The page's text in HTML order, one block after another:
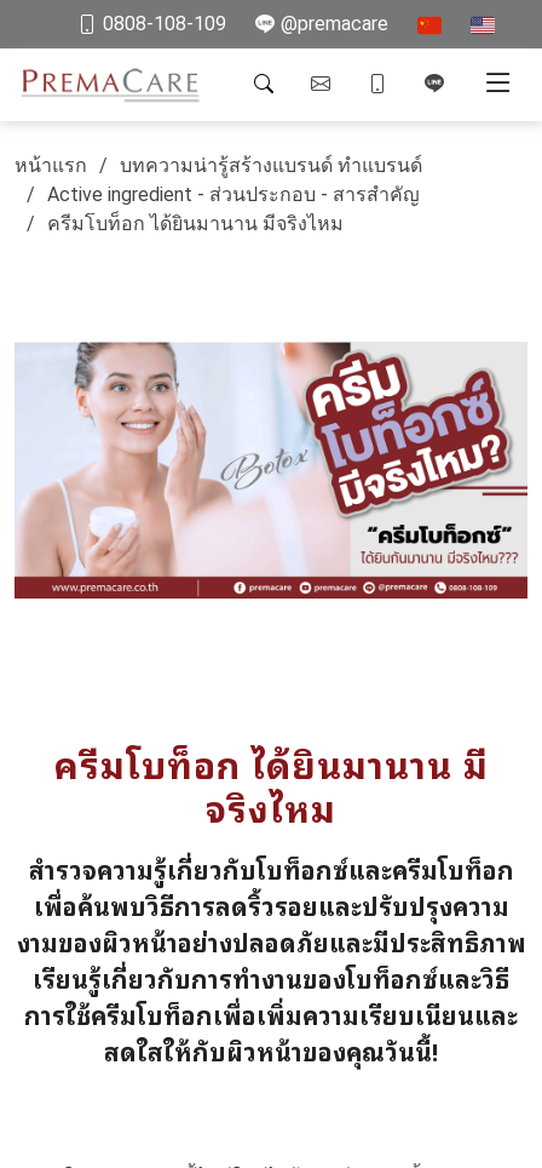
0808-108-109 @premacare
หน้าแรก
บทความน่ารู้สร้างแบรนด์ ทำแบรนด์
Active ingredient - ส่วนประกอบ - สารสำคัญ
ครีมโบท็อก ได้ยินมานาน มีจริงไหม
ครีมโบท็อก ได้ยินมานาน มี
จริงไหม
สำรวจความรู้เกี่ยวกับโบท็อกซ์และครีมโบท็อก
เพื่อค้นพบวิธีการลดริ้วรอยและปรับปรุงความ
งามของผิวหน้าอย่างปลอดภัยและมีประสิทธิภาพ
เรียนรู้เกี่ยวกับการทำงานของโบท็อกซ์และวิธี
การใช้ครีมโบท็อกเพื่อเพิ่มความเรียบเนียนและ
สดใสให้กับผิวหน้าของคุณวันนี้!